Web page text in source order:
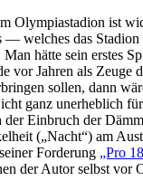
Olympiastadion ist
— welches das
Man hätte sein erstes
vor Jahren als Zeuge
sollen, dann
ganz unerheblich
der Einbruch der
(„Nacht“) am
Forderung „Pro
der Autor selbst vor